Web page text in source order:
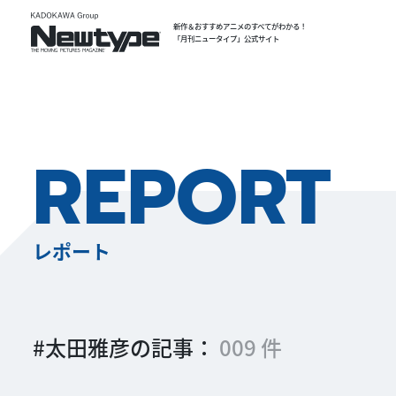
新作＆おすすめアニメのすべてがわかる！
「月刊ニュータイプ」公式サイト
REPORT
レポート
#太田雅彦の記事： 009 件